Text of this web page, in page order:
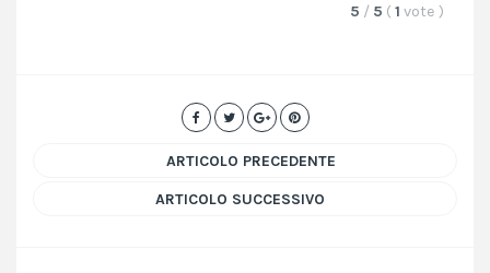
5 / 5 ( 1 vote )
ARTICOLO PRECEDENTE
ARTICOLO SUCCESSIVO